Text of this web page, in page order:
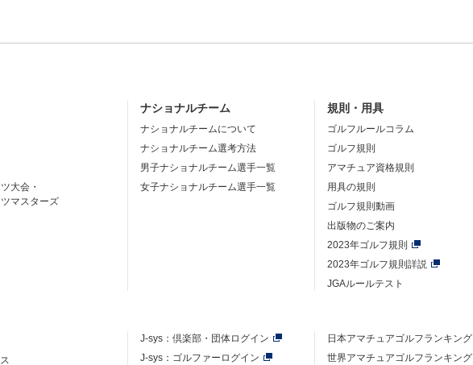
大会・
マスターズ
ナショナルチーム
ナショナルチームについて
ナショナルチーム選考方法
男子ナショナルチーム選手一覧
女子ナショナルチーム選手一覧
規則・用具
ゴルフルールコラム
ゴルフ規則
アマチュア資格規則
用具の規則
ゴルフ規則動画
出版物のご案内
2023年ゴルフ規則
2023年ゴルフ規則詳説
JGAルールテスト
J-sys： 倶楽部・団体ログイン
J-sys：ゴルファーログイン
日本アマチュアゴルフランキング
世界アマチュアゴルフランキング